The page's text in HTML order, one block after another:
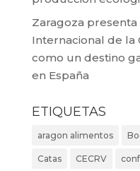
Zaragoza
Internacional de la
como un destino
en España
ETIQUETAS
aragon alimentos
Catas CECRV